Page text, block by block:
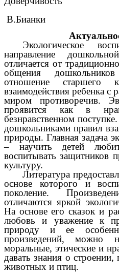
В.Бианки
Экологическое
направление
отличается от
общения
отношение старшего
взаимодействия ребенка
миром противоречив.
проявится как в
безнравственном
дошкольниками правил
природы. Главная задача
– научить детей
воспитывать защитников
культуру.
Литература
основе которого и
поколение.
отличаются яркой
На основе его сказок и
любовь и уважение к
природу и ее
произведений, можно
моральные, этические и
давать знания о строении,
животных и птиц.